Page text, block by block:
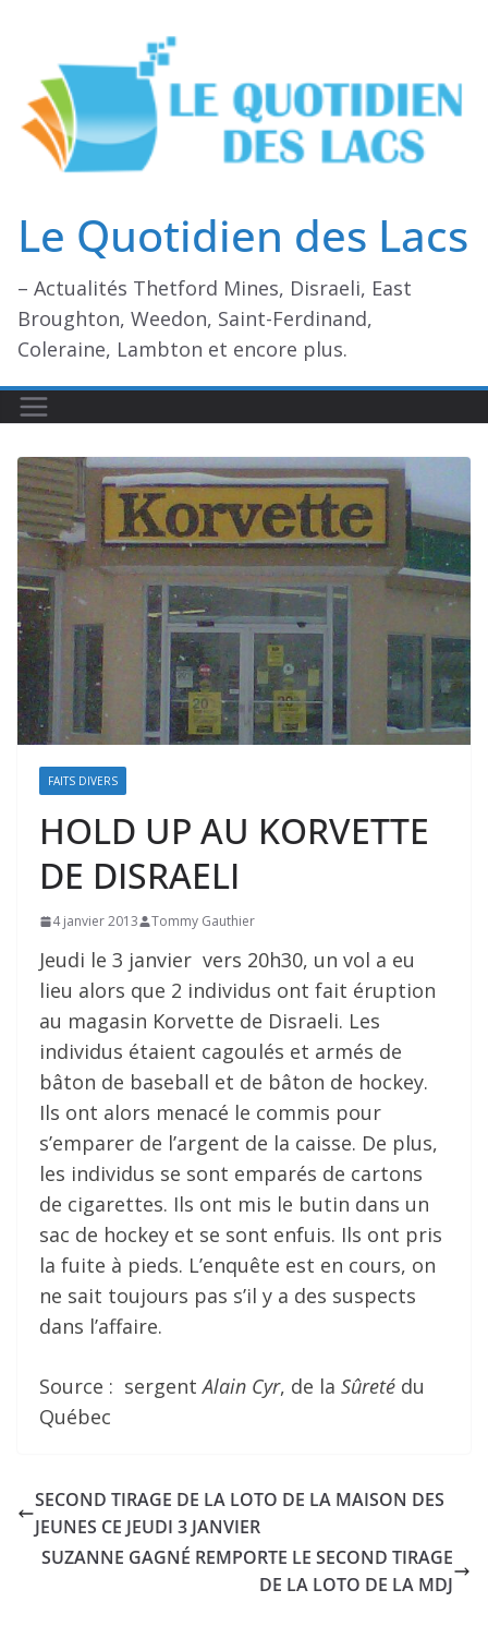
contenu
Le Quotidien des Lacs
– Actualités Thetford Mines, Disraeli, East
Broughton, Weedon, Saint-Ferdinand,
Coleraine, Lambton et encore plus.
FAITS DIVERS
HOLD UP AU KORVETTE
DE DISRAELI
4 janvier 2013 Tommy Gauthier
Jeudi le 3 janvier vers 20h30, un vol a eu
lieu alors que 2 individus ont fait éruption
au magasin Korvette de Disraeli. Les
individus étaient cagoulés et armés de
bâton de baseball et de bâton de hockey.
Ils ont alors menacé le commis pour
s’emparer de l’argent de la caisse. De plus,
les individus se sont emparés de cartons
de cigarettes. Ils ont mis le butin dans un
sac de hockey et se sont enfuis. Ils ont pris
la fuite à pieds. L’enquête est en cours, on
ne sait toujours pas s’il y a des suspects
dans l’affaire.
Source : sergentAlain Cyr, de la Sûreté du
Québec
SECOND TIRAGE DE LA LOTO DE LA MAISON DES
JEUNES CE JEUDI 3 JANVIER
SUZANNE GAGNÉ REMPORTE LE SECOND TIRAGE
DE LA LOTO DE LA MDJ